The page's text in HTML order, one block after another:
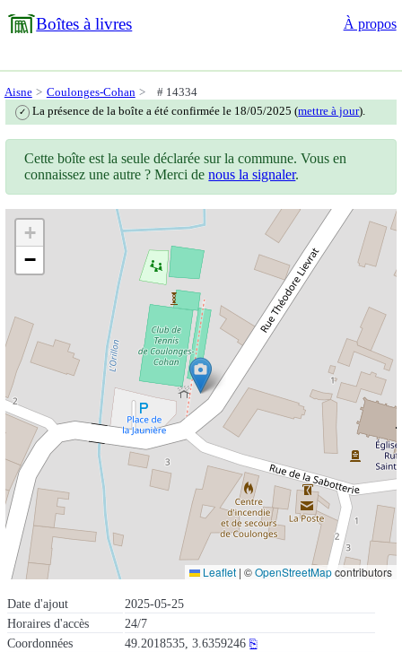
Boîtes à livres À propos
Aisne Coulonges-Cohan # 14334
✓ La présence de la boîte a été confirmée le 18/05/2025 (mettre à jour).
Date d'ajout
2025-05-25
Horaires d'accès
24/7
Coordonnées
49.2018535, 3.6359246 ⎘
Cette boîte est la seule déclarée sur la commune. Vous en
connaissez une autre ? Merci denous la signaler.
+
−
Leaflet | ©OpenStreetMapcontributors